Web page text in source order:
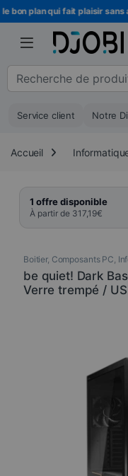
Skip to navigation
Skip to content
plan qui fait plaisir sans
Recherche pour :
Service client Notre
Accueil
1 offre disponible
À partir de 317,19€
Boitier, Composants PC,
be quiet! Dark
Verre trempé /